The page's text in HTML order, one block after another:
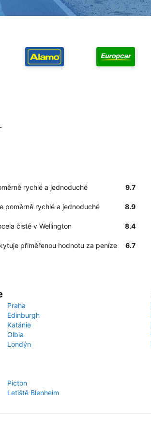
rychlé a jednoduché 9.7
poměrně rychlé a jednoduché 8.9
čisté v Wellington 8.4
přiměřenou hodnotu za peníze 6.7
Praha
Edinburgh
Katánie
Olbia
Londýn
Picton
Letiště Blenheim